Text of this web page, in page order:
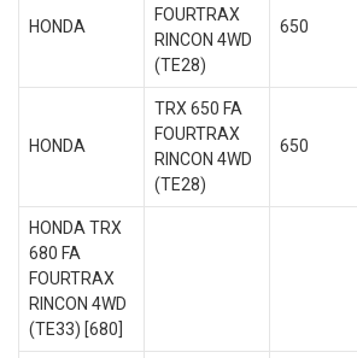
HONDA
FOURTRAX
RINCON 4WD
(TE28)
650
HONDA
TRX 650 FA
FOURTRAX
RINCON 4WD
(TE28)
650
HONDA TRX
680 FA
FOURTRAX
RINCON 4WD
(TE33) [680]